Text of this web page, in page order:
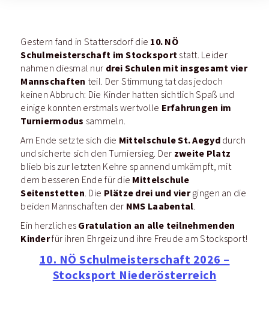
Gestern fand in Stattersdorf die 10. NÖ
Schulmeisterschaft im Stocksport statt. Leider
nahmen diesmal nur drei Schulen mit insgesamt vier
Mannschaften teil. Der Stimmung tat das jedoch
keinen Abbruch: Die Kinder hatten sichtlich Spaß und
einige konnten erstmals wertvolle Erfahrungen im
Turniermodus sammeln.
Am Ende setzte sich die Mittelschule St. Aegyddurch
und sicherte sich den Turniersieg. Der zweite Platz
blieb bis zur letzten Kehre spannend umkämpft, mit
dem besseren Ende für die Mittelschule
Seitenstetten. Die Plätze drei und viergingen an die
beiden Mannschaften der NMS Laabental.
Ein herzliches Gratulation an alle teilnehmenden
Kinderfür ihren Ehrgeiz und ihre Freude am Stocksport!
10. NÖ Schulmeisterschaft 2026 –
Stocksport Niederösterreich